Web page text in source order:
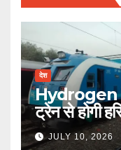
देश
Hydrogen
ट्रेन से होगी
JULY 10, 2026